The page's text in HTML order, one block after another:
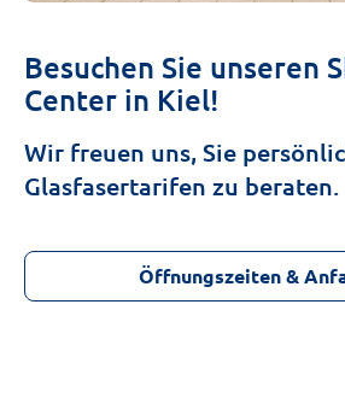
Besuchen Sie unseren
Center in Kiel!
Wir freuen uns, Sie
Glasfasertarifen zu beraten.
Öffnungszeiten &